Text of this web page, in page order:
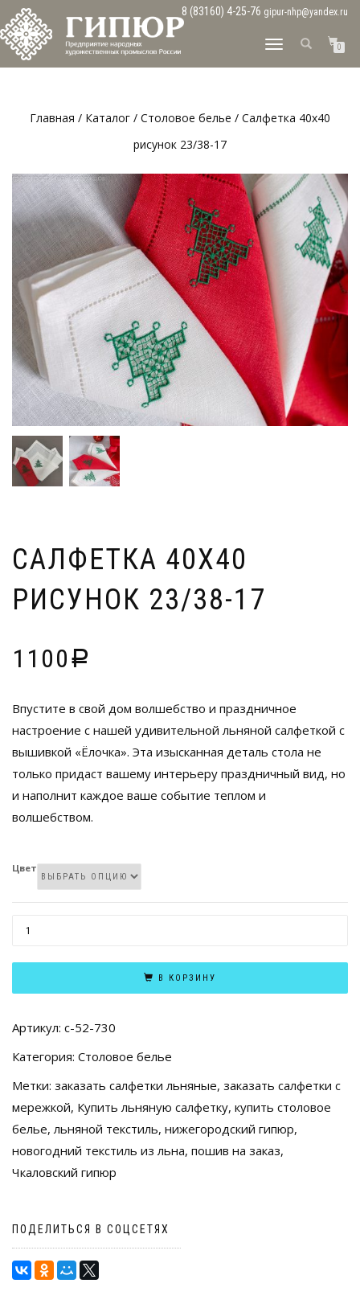
8 (83160) 4-25-76 gipur-nhp@yandex.ru
ПЕРЕКЛЮЧИТЬ
0
Главная / Каталог / Столовое белье / Салфетка 40х40
рисунок 23/38-17
САЛФЕТКА 40Х40
РИСУНОК 23/38-17
1100 Р
Впустите в свой дом волшебство и праздничное
настроение с нашей удивительной льняной салфеткой с
вышивкой «Ёлочка». Эта изысканная деталь стола не
только придаст вашему интерьеру праздничный вид, но
и наполнит каждое ваше событие теплом и
волшебством.
Цвет
КОЛИЧЕСТВО
40Х40
23/38-
17
В КОРЗИНУ
Артикул: с-52-730
Категория: Столовое белье
Метки: заказать салфетки льняные, заказать салфетки с
мережкой, Купить льняную салфетку, купить столовое
белье,льняной текстиль, нижегородский гипюр,
новогодний текстиль из льна, пошив на заказ,
Чкаловский гипюр
ПОДЕЛИТЬСЯ В СОЦСЕТЯХ